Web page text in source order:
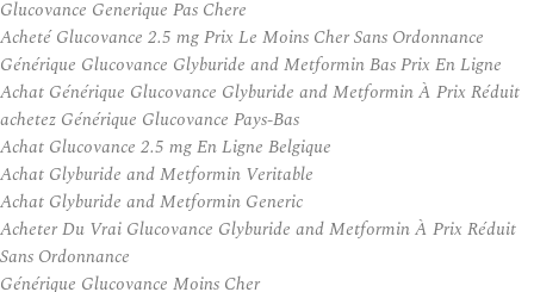
Glucovance Generique Pas Chere
Acheté Glucovance 2.5 mg Prix Le Moins Cher Sans Ordonnance
Générique Glucovance Glyburide and Metformin Bas Prix En Ligne
Achat Générique Glucovance Glyburide and Metformin À Prix Réduit
achetez Générique Glucovance Pays-Bas
Achat Glucovance 2.5 mg En Ligne Belgique
Achat Glyburide and Metformin Veritable
Achat Glyburide and Metformin Generic
Acheter Du Vrai Glucovance Glyburide and Metformin À Prix Réduit
Sans Ordonnance
Générique Glucovance Moins Cher